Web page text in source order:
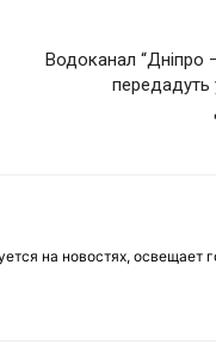
Водоканал “Дніпро
передадуть
на новостях, освещает